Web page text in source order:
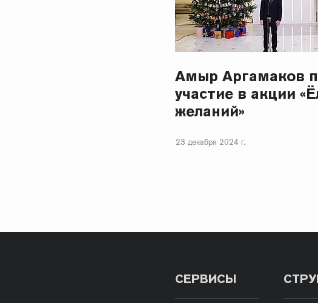
Амыр Аргамаков
участие в акции
желаний»
23 декабря 2024 г.
СЕРВИСЫ